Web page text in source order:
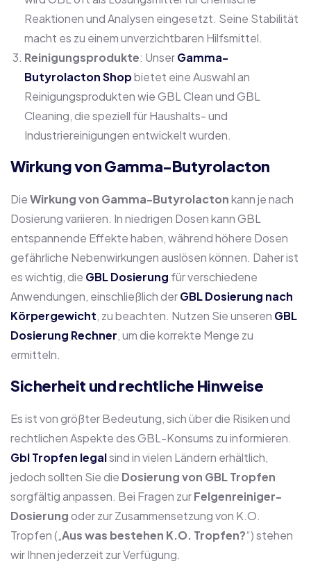
Reaktionen und Analysen eingesetzt. Seine Stabilität
macht es zu einem unverzichtbaren Hilfsmittel.
Reinigungsprodukte: UnserGamma-
Butyrolacton Shopbietet eine Auswahl an
Reinigungsprodukten wie GBL Clean und GBL
Cleaning, die speziell für Haushalts- und
Industriereinigungen entwickelt wurden.
Wirkung von Gamma-Butyrolacton
DieWirkung von Gamma-Butyrolactonkann je nach
Dosierung variieren. In niedrigen Dosen kann GBL
entspannende Effekte haben, während höhere Dosen
gefährliche Nebenwirkungen auslösen können. Daher ist
es wichtig, die GBL Dosierung für verschiedene
Anwendungen, einschließlich derGBL Dosierung nach
Körpergewicht, zu beachten. Nutzen Sie unseren GBL
Dosierung Rechner, um die korrekte Menge zu
ermitteln.
Sicherheit und rechtliche Hinweise
Es ist von größter Bedeutung, sich über die Risiken und
rechtlichen Aspekte des GBL-Konsums zu informieren.
Gbl Tropfen legalsind in vielen Ländern erhältlich,
jedoch sollten Sie die Dosierung von GBL Tropfen
sorgfältig anpassen. Bei Fragen zurFelgenreiniger-
Dosierungoder zur Zusammensetzung von K.O.
Tropfen („Aus was bestehen K.O. Tropfen?“) stehen
wir Ihnen jederzeit zur Verfügung.